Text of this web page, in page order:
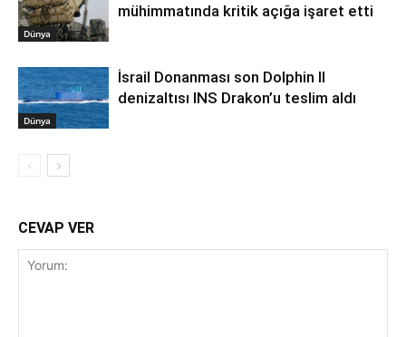
Dünya
mühimmatında kritik açığa işaret etti
Dünya
İsrail Donanması son Dolphin II
denizaltısı INS Drakon’u teslim aldı
CEVAP VER